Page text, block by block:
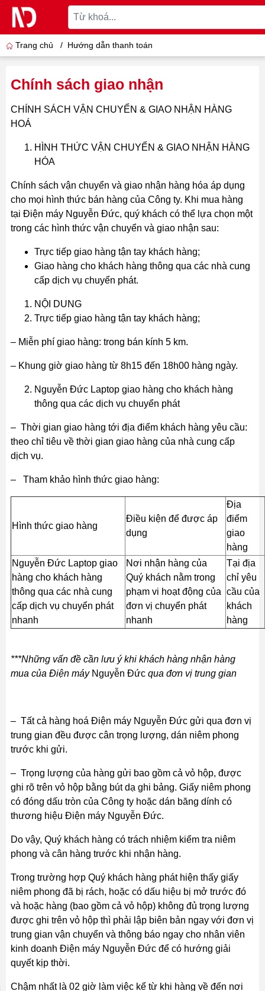
Trang chủ / Hướng dẫn thanh toán
Chính sách giao nhận
CHÍNH SÁCH VẬN CHUYỂN & GIAO NHẬN HÀNG
HOÁ
HÌNH THỨC VẬN CHUYỂN & GIAO NHẬN HÀNG
HÓA
Chính sách vận chuyển và giao nhận hàng hóa áp dụng
cho mọi hình thức bán hàng của Công ty. Khi mua hàng
tại Điện máy Nguyễn Đức, quý khách có thể lựa chọn một
trong các hình thức vận chuyển và giao nhận sau:
Trực tiếp giao hàng tận tay khách hàng;
Giao hàng cho khách hàng thông qua các nhà cung
cấp dịch vụ chuyển phát.
NỘI DUNG
Trực tiếp giao hàng tận tay khách hàng;
– Miễn phí giao hàng: trong bán kính 5 km.
– Khung giờ giao hàng từ 8h15 đến 18h00 hàng ngày.
Nguyễn Đức Laptop giao hàng cho khách hàng
thông qua các dịch vụ chuyển phát
– Thời gian giao hàng tới địa điểm khách hàng yêu cầu:
theo chỉ tiêu về thời gian giao hàng của nhà cung cấp
dịch vụ.
– Tham khảo hình thức giao hàng:
Hình thức giao hàng
Điều kiện để được áp
dụng
Địa
điểm
giao
hàng
Nguyễn Đức Laptop giao
hàng cho khách hàng
thông qua các nhà cung
cấp dịch vụ chuyển phát
nhanh
Nơi nhận hàng của
Quý khách nằm trong
phạm vi hoạt động của
đơn vị chuyển phát
nhanh
Tại địa
chỉ yêu
cầu của
khách
hàng
***Những vấn đề cần lưu ý khi khách hàng nhận hàng
mua của Điện máy Nguyễn Đức qua đơn vị trung gian
– Tất cả hàng hoá Điện máy Nguyễn Đức gửi qua đơn vị
trung gian đều được cân trọng lượng, dán niêm phong
trước khi gửi.
– Trọng lượng của hàng gửi bao gồm cả vỏ hộp, được
ghi rõ trên vỏ hộp bằng bút dạ ghi bảng. Giấy niêm phong
có đóng dấu tròn của Công ty hoặc dán băng dính có
thương hiệu Điện máy Nguyễn Đức.
Do vậy, Quý khách hàng có trách nhiệm kiểm tra niêm
phong và cân hàng trước khi nhận hàng.
Trong trường hợp Quý khách hàng phát hiện thấy giấy
niêm phong đã bị rách, hoặc có dấu hiệu bị mở trước đó
và hoặc hàng (bao gồm cả vỏ hộp) không đủ trọng lượng
được ghi trên vỏ hộp thì phải lập biên bản ngay với đơn vị
trung gian vận chuyển và thông báo ngay cho nhân viên
kinh doanh Điện máy Nguyễn Đức để có hướng giải
quyết kịp thời.
Chậm nhất là 02 giờ làm việc kể từ khi hàng về đến nơi